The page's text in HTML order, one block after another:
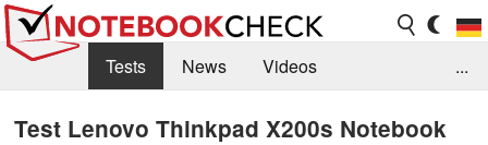
Tests News
Videos
...
Test Lenovo Thinkpad X200s Notebook